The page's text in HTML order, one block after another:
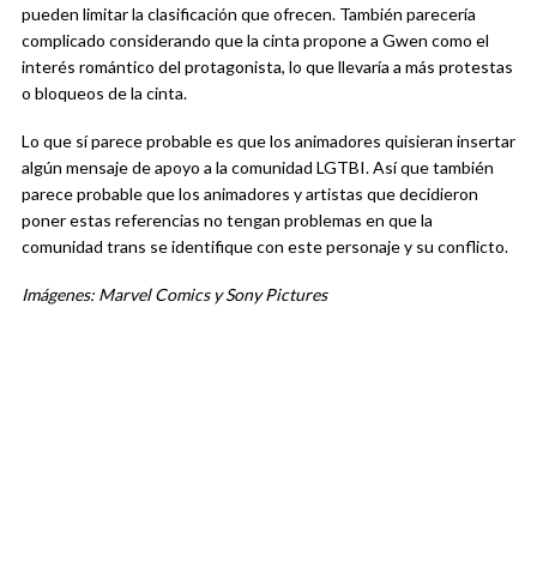
pueden limitar la clasificación que ofrecen. También parecería
complicado considerando que la cinta propone a Gwen como el
interés romántico del protagonista, lo que llevaría a más protestas
o bloqueos de la cinta.
Lo que sí parece probable es que los animadores quisieran insertar
algún mensaje de apoyo a la comunidad LGTBI. Así que también
parece probable que los animadores y artistas que decidieron
poner estas referencias no tengan problemas en que la
comunidad trans se identifique con este personaje y su conflicto.
Imágenes: Marvel Comics y Sony Pictures